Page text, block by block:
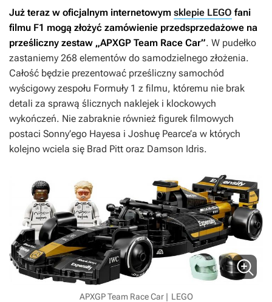
Już teraz w oficjalnym internetowym sklepie LEGO fani
filmu F1 mogą złożyć zamówienie przedsprzedażowe na
prześliczny zestaw „APXGP Team Race Car”. W pudełko
zastaniemy 268 elementów do samodzielnego złożenia.
Całość będzie prezentować prześliczny samochód
wyścigowy zespołu Formuły 1 z filmu, któremu nie brak
detali za sprawą ślicznych naklejek i klockowych
wykończeń. Nie zabraknie również figurek filmowych
postaci Sonny’ego Hayesa i Joshuę Pearce’a w których
kolejno wciela się Brad Pitt oraz Damson Idris.
APXGP Team Race Car | LEGO